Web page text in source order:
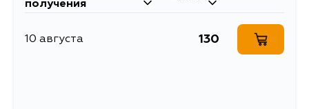
получения
10 августа 130